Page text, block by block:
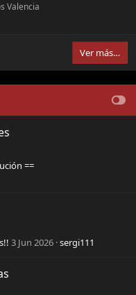
Valencia
Ver más…
==
3 Jun 2026 sergi111